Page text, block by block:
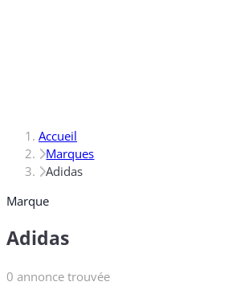
Accueil
Marques
Adidas
Marque
Adidas
0 annonce trouvée